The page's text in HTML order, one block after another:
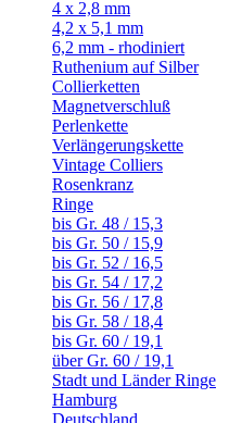
4 x 2,8 mm
4,2 x 5,1 mm
6,2 mm - rhodiniert
Ruthenium auf Silber
Collierketten
Magnetverschluß
Perlenkette
Verlängerungskette
Vintage Colliers
Rosenkranz
Ringe
bis Gr. 48 / 15,3
bis Gr. 50 / 15,9
bis Gr. 52 / 16,5
bis Gr. 54 / 17,2
bis Gr. 56 / 17,8
bis Gr. 58 / 18,4
bis Gr. 60 / 19,1
über Gr. 60 / 19,1
Stadt und Länder Ringe
Hamburg
Deutschland